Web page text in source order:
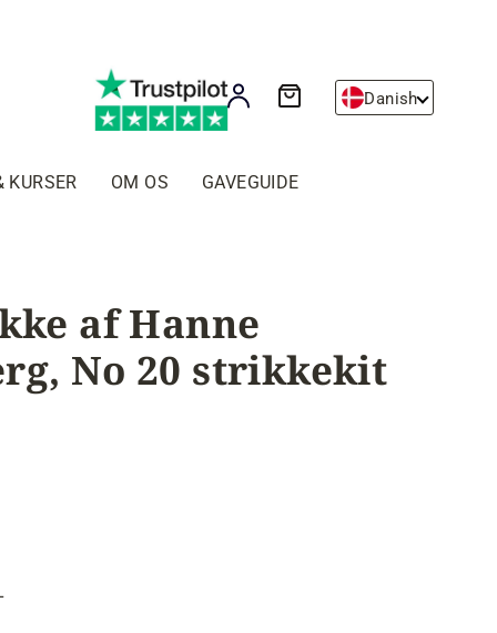
Log ind Danish
OM OS GAVEGUIDE
af Hanne
No 20 strikkekit